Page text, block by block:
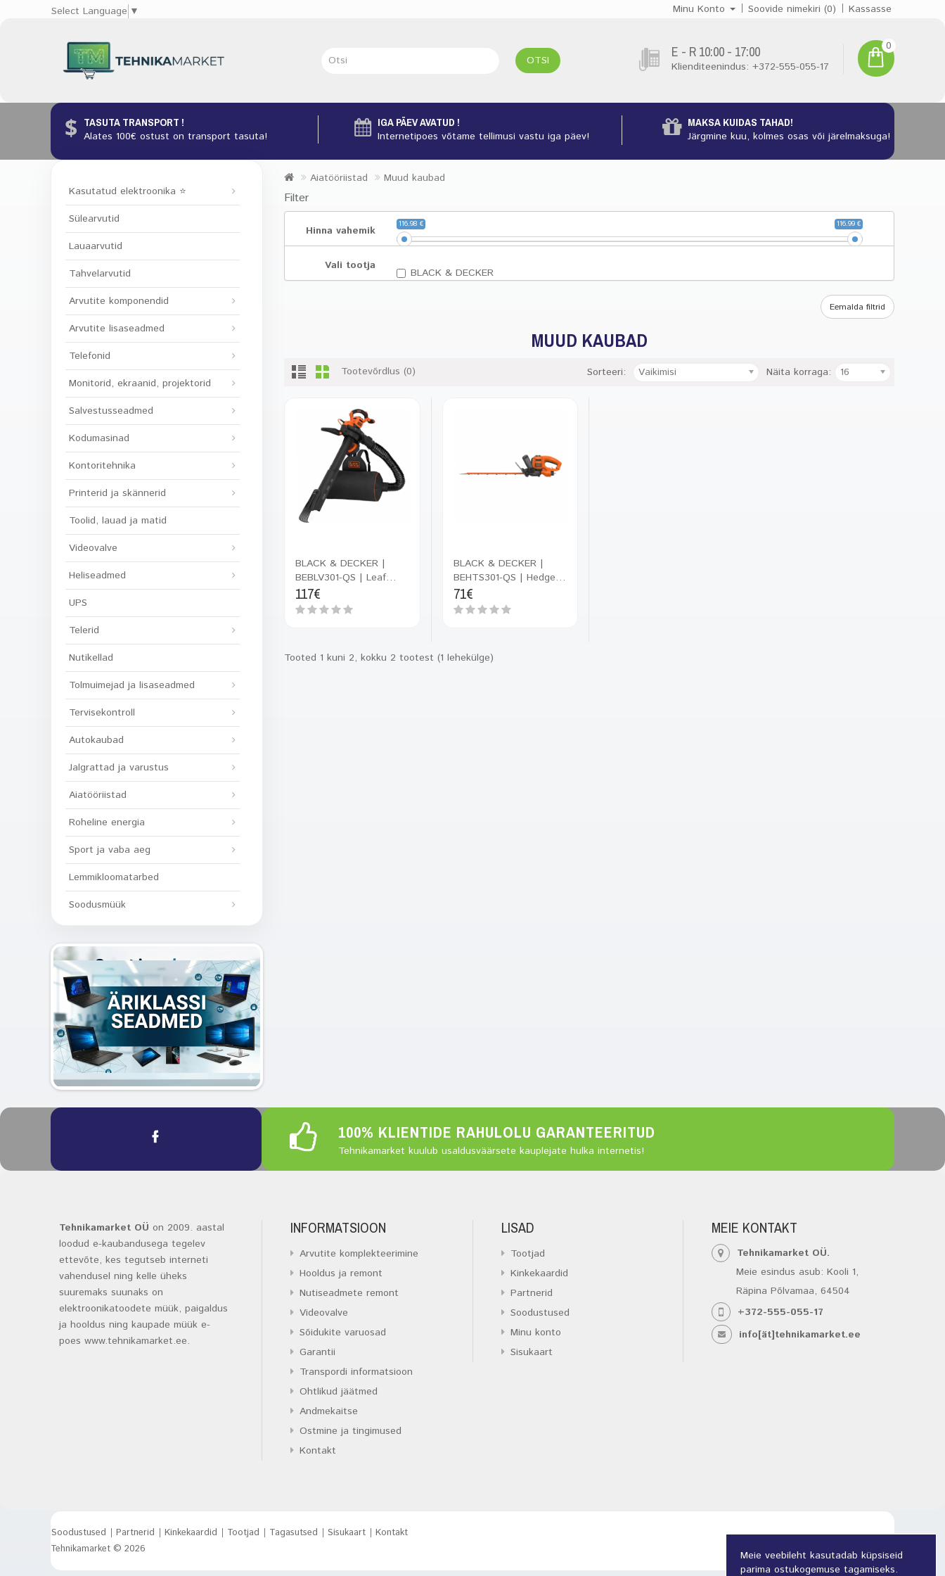
Select Language ▼ Minu Konto Soovide nimekiri (0) Kassasse
E - R 10:00 - 17:00
Klienditeenindus: +372-555-055-17
0
OTSI
TASUTA TRANSPORT !
Alates 100€ ostust on transport tasuta!
IGA PÄEV AVATUD !
Internetipoes võtame tellimusi vastu iga päev!
MAKSA KUIDAS TAHAD!
Järgmine kuu, kolmes osas või järelmaksuga!
Kasutatud elektroonika ⭐️
Sülearvutid
Lauaarvutid
Tahvelarvutid
Arvutite komponendid
Arvutite lisaseadmed
Telefonid
Monitorid, ekraanid, projektorid
Salvestusseadmed
Kodumasinad
Kontoritehnika
Printerid ja skännerid
Toolid, lauad ja matid
Videovalve
Heliseadmed
UPS
Telerid
Nutikellad
Tolmuimejad ja lisaseadmed
Tervisekontroll
Autokaubad
Jalgrattad ja varustus
Aiatööriistad
Roheline energia
Sport ja vaba aeg
Lemmikloomatarbed
Soodusmüük
Aiatööriistad Muud kaubad
Filter
Hinna vahemik 116.98 € 116.99 €
Vali tootja
BLACK & DECKER
Eemalda filtrid
MUUD KAUBAD
Tootevõrdlus (0) Sorteeri: Vaikimisi Näita korraga: 16
BLACK & DECKER |
BEBLV301-QS | Leaf
Blower
117€
BLACK & DECKER |
BEHTS301-QS | Hedge
Trimmer
71€
Tooted 1 kuni 2, kokku 2 tootest (1 lehekülge)
100% KLIENTIDE RAHULOLU GARANTEERITUD
Tehnikamarket kuulub usaldusväärsete kauplejate hulka internetis!
Tehnikamarket OÜ on 2009. aastal
loodud e-kaubandusega tegelev
ettevõte, kes tegutseb interneti
vahendusel ning kelle üheks
suuremaks suunaks on
elektroonikatoodete müük, paigaldus
ja hooldus ning kaupade müük e-
poes www.tehnikamarket.ee.
INFORMATSIOON
Arvutite komplekteerimine
Hooldus ja remont
Nutiseadmete remont
Videovalve
Sõidukite varuosad
Garantii
Transpordi informatsioon
Ohtlikud jäätmed
Andmekaitse
Ostmine ja tingimused
Kontakt
LISAD
Tootjad
Kinkekaardid
Partnerid
Soodustused
Minu konto
Sisukaart
MEIE KONTAKT
Tehnikamarket OÜ.
Meie esindus asub: Kooli 1,
Räpina Põlvamaa, 64504
+372-555-055-17
info[ät]tehnikamarket.ee
Soodustused Partnerid Kinkekaardid Tootjad Tagasutsed Sisukaart
Kontakt
Tehnikamarket © 2026
Meie veebileht kasutadab küpsiseid
parima ostukogemuse tagamiseks.